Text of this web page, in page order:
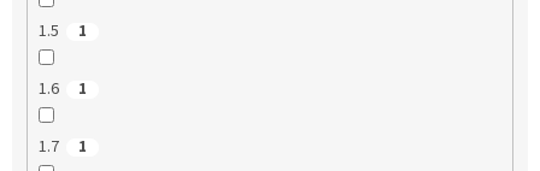
1.5 1
1.6 1
1.7 1